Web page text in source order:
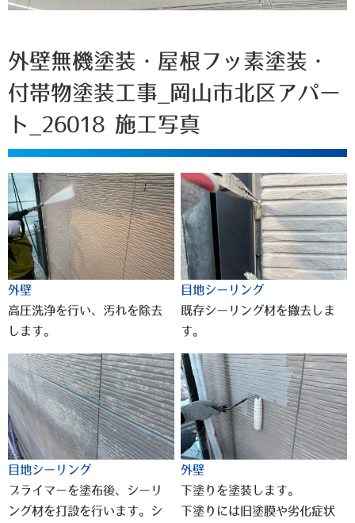
外壁無機塗装・屋根フッ素塗装・
付帯物塗装工事_岡山市北区アパー
ト_26018 施工写真
外壁
高圧洗浄を行い、汚れを除去
します。
目地シーリング
既存シーリング材を撤去しま
す。
目地シーリング
プライマーを塗布後、シーリ
ング材を打設を行います。シ
外壁
下塗りを塗装します。
下塗りには旧塗膜や劣化症状